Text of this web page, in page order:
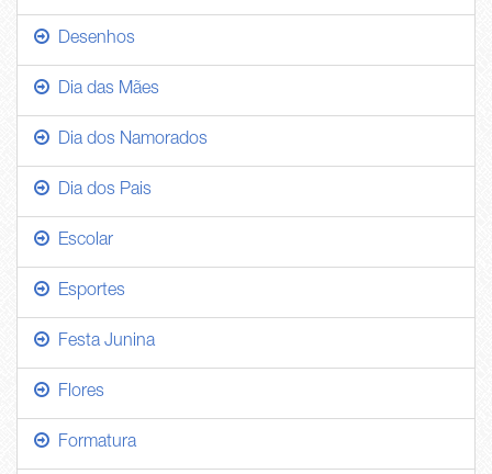
Desenhos
Dia das Mães
Dia dos Namorados
Dia dos Pais
Escolar
Esportes
Festa Junina
Flores
Formatura